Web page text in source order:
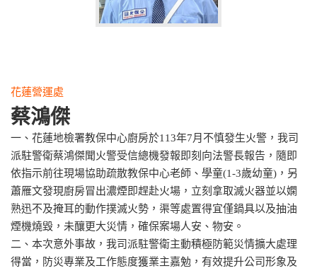
花蓮營運處
蔡鴻傑
一、花蓮地檢署教保中心廚房於113年7月不慎發生火警，我司
派駐警衛蔡鴻傑聞火警受信總機發報即刻向法警長報告，隨即
依指示前往現場協助疏散教保中心老師、學童(1-3歲幼童)，另
蕭雁文發現廚房冒出濃煙即趕赴火場，立刻拿取滅火器並以嫻
熟迅不及掩耳的動作撲滅火勢，渠等處置得宜僅鍋具以及抽油
煙機燒毀，未釀更大災情，確保案場人安、物安。
二、本次意外事故，我司派駐警衛主動積極防範災情擴大處理
得當，防災專業及工作態度獲業主嘉勉，有效提升公司形象及